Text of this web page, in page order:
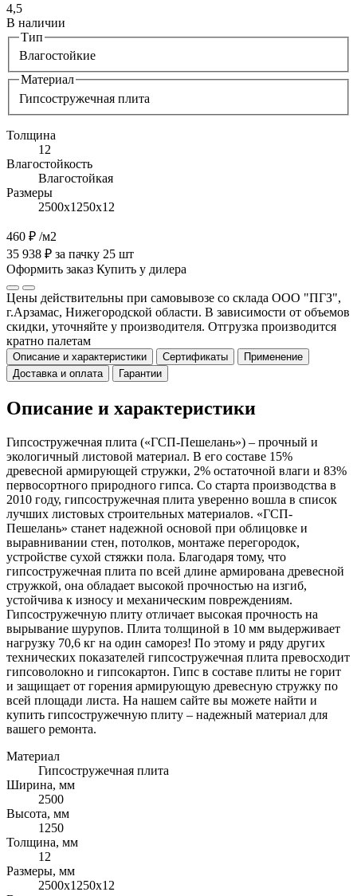
4,5
В наличии
Тип
Влагостойкие
Материал
Гипсостружечная плита
Толщина
12
Влагостойкость
Влагостойкая
Размеры
2500х1250х12
460 ₽ /м2
35 938 ₽ за пачку 25 шт
Оформить заказ Купить у дилера
Цены действительны при самовывозе со склада ООО "ПГЗ",
г.Арзамас, Нижегородской области. В зависимости от объемов
скидки, уточняйте у производителя. Отгрузка производится
кратно палетам
Описание и характеристики Сертификаты
Применение
Доставка и оплата
Гарантии
Описание и характеристики
Гипсостружечная плита («ГСП-Пешелань») – прочный и
экологичный листовой материал. В его составе 15%
древесной армирующей стружки, 2% остаточной влаги и 83%
первосортного природного гипса. Со старта производства в
2010 году, гипсостружечная плита уверенно вошла в список
лучших листовых строительных материалов. «ГСП-
Пешелань» станет надежной основой при облицовке и
выравнивании стен, потолков, монтаже перегородок,
устройстве сухой стяжки пола. Благодаря тому, что
гипсостружечная плита по всей длине армирована древесной
стружкой, она обладает высокой прочностью на изгиб,
устойчива к износу и механическим повреждениям.
Гипсостружечную плиту отличает высокая прочность на
вырывание шурупов. Плита толщиной в 10 мм выдерживает
нагрузку 70,6 кг на один саморез! По этому и ряду других
технических показателей гипсостружечная плита превосходит
гипсоволокно и гипсокартон. Гипс в составе плиты не горит
и защищает от горения армирующую древесную стружку по
всей площади листа. На нашем сайте вы можете найти и
купить гипсостружечную плиту – надежный материал для
вашего ремонта.
Материал
Гипсостружечная плита
Ширина, мм
2500
Высота, мм
1250
Толщина, мм
12
Размеры, мм
2500х1250х12